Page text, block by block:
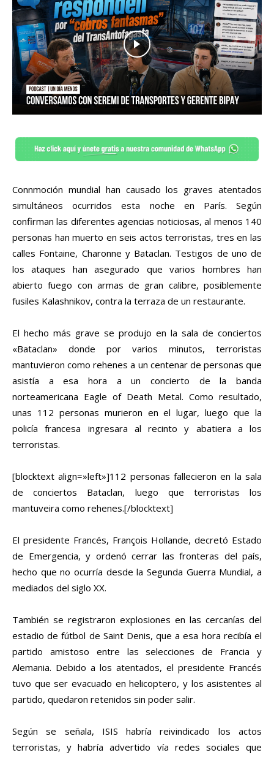
Connmoción mundial han causado los graves atentados
simultáneos ocurridos esta noche en París. Según
confirman las diferentes agencias noticiosas, al menos 140
personas han muerto en seis actos terroristas, tres en las
calles Fontaine, Charonne y Bataclan. Testigos de uno de
los ataques han asegurado que varios hombres han
abierto fuego con armas de gran calibre, posiblemente
fusiles Kalashnikov, contra la terraza de un restaurante.
El hecho más grave se produjo en la sala de conciertos
«Bataclan» donde por varios minutos, terroristas
mantuvieron como rehenes a un centenar de personas que
asistía a esa hora a un concierto de la banda
norteamericana Eagle of Death Metal. Como resultado,
unas 112 personas murieron en el lugar, luego que la
policía francesa ingresara al recinto y abatiera a los
terroristas.
[blocktext align=»left»]112 personas fallecieron en la sala
de conciertos Bataclan, luego que terroristas los
mantuveira como rehenes.[/blocktext]
El presidente Francés, François Hollande, decretó Estado
de Emergencia, y ordenó cerrar las fronteras del país,
hecho que no ocurría desde la Segunda Guerra Mundial, a
mediados del siglo XX.
También se registraron explosiones en las cercanías del
estadio de fútbol de Saint Denis, que a esa hora recibía el
partido amistoso entre las selecciones de Francia y
Alemania. Debido a los atentados, el presidente Francés
tuvo que ser evacuado en helicoptero, y los asistentes al
partido, quedaron retenidos sin poder salir.
Según se señala, ISIS habría reivindicado los actos
terroristas, y habría advertido vía redes sociales que